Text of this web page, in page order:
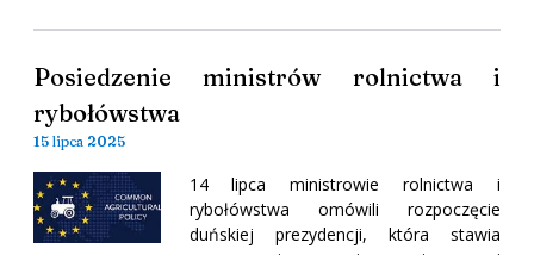
Posiedzenie ministrów rolnictwa i
rybołówstwa
15 lipca 2025
14 lipca ministrowie rolnictwa i
rybołówstwa omówili rozpoczęcie
duńskiej prezydencji, która stawia